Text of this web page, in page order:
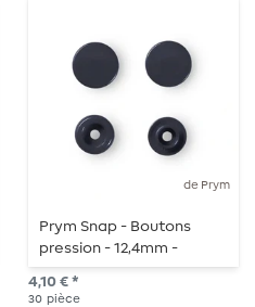
de Prym
Prym Snap - Boutons
pression - 12,4mm -
marine - 30 pièces
4,10 € *
30 pièce